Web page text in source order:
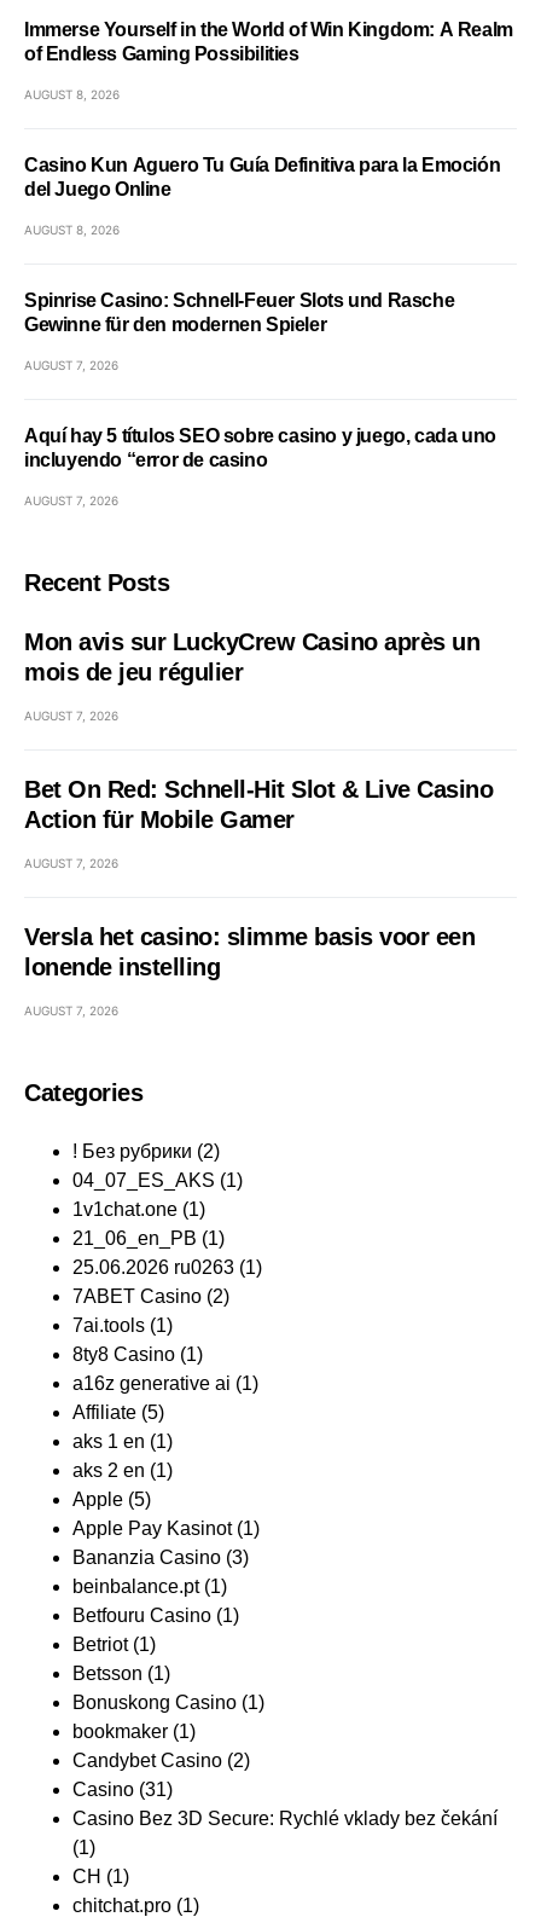
Immerse Yourself in the World of Win Kingdom: A Realm
of Endless Gaming Possibilities
AUGUST 8, 2026
Casino Kun Aguero Tu Guía Definitiva para la Emoción
del Juego Online
AUGUST 8, 2026
Spinrise Casino: Schnell‑Feuer Slots und Rasche
Gewinne für den modernen Spieler
AUGUST 7, 2026
Aquí hay 5 títulos SEO sobre casino y juego, cada uno
incluyendo “error de casino
AUGUST 7, 2026
Recent Posts
Mon avis sur LuckyCrew Casino après un
mois de jeu régulier
AUGUST 7, 2026
Bet On Red: Schnell‑Hit Slot & Live Casino
Action für Mobile Gamer
AUGUST 7, 2026
Versla het casino: slimme basis voor een
lonende instelling
AUGUST 7, 2026
Categories
! Без рубрики (2)
04_07_ES_AKS (1)
1v1chat.one (1)
21_06_en_PB (1)
25.06.2026 ru0263 (1)
7ABET Casino (2)
7ai.tools (1)
8ty8 Casino (1)
a16z generative ai (1)
Affiliate (5)
aks 1 en (1)
aks 2 en (1)
Apple (5)
Apple Pay Kasinot(1)
Bananzia Casino (3)
beinbalance.pt(1)
Betfouru Casino (1)
Betriot(1)
Betsson (1)
Bonuskong Casino (1)
bookmaker (1)
Candybet Casino (2)
Casino (31)
Casino Bez 3D Secure: Rychlé vklady bez čekání
(1)
CH (1)
chitchat.pro (1)